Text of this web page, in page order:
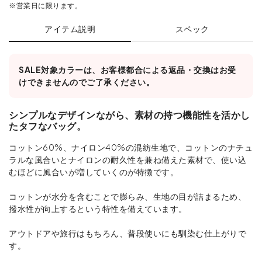
※営業日に限ります。
アイテム説明 スペック
SALE対象カラーは、お客様都合による返品・交換はお受
けできませんのでご了承ください。
シンプルなデザインながら、素材の持つ機能性を活かし
たタフなバッグ。
コットン60%、ナイロン40%の混紡生地で、コットンのナチュ
ラルな風合いとナイロンの耐久性を兼ね備えた素材で、使い込
むほどに風合いが増していくのが特徴です。
コットンが水分を含むことで膨らみ、生地の目が詰まるため、
撥水性が向上するという特性を備えています。
アウトドアや旅行はもちろん、普段使いにも馴染む仕上がりで
す。